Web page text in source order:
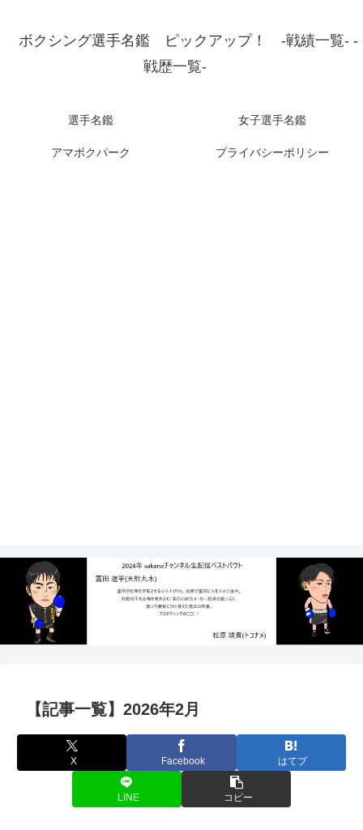
ボクシング選手名鑑 ピックアップ！ -戦績一覧- -
戦歴一覧-
選手名鑑 女子選手名鑑
アマボクパーク プライバシーポリシー
【記事一覧】2026年2月
X Facebook はてブ
LINE コピー